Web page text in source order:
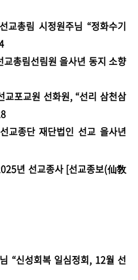
총림 시정원주님 “정화수기
총림선림원 을사년 동지 소향
포교원 선화원, “선리 삼천삼
교종단 재단법인 선교 을사년
년 선교종사 [선교종보(仙敎
“신성회복 일심정회, 12월 선